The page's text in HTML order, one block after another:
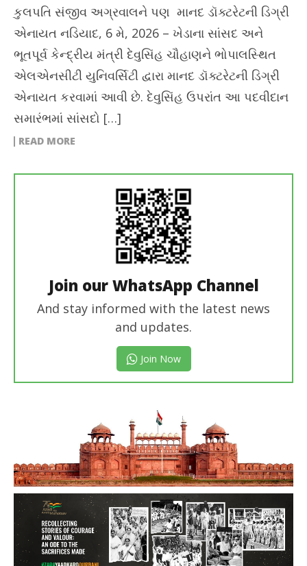
કુલપતિ સંજીવ અગ્રવાલને પણ માનદ ડૉક્ટરેટની ડિગ્રી
એનાયત નડિયાદ, 6 મે, 2026 – ખેડાના સાંસદ અને
ભૂતપૂર્વ કેન્દ્રીય મંત્રી દેવુસિંહ ચૌહાણને ભોપાલસ્થિત
એલએનસીટી યુનિવર્સિટી દ્વારા માનદ ડૉક્ટરેટની ડિગ્રી
એનાયત કરવામાં આવી છે. દેવુસિંહ ઉપરાંત આ પદવીદાન
સમારંભમાં સાંસદો […]
READ MORE
Join our WhatsApp Channel
And stay informed with the latest news
and updates.
Join Now